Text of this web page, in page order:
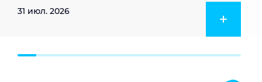
31 июл. 2026